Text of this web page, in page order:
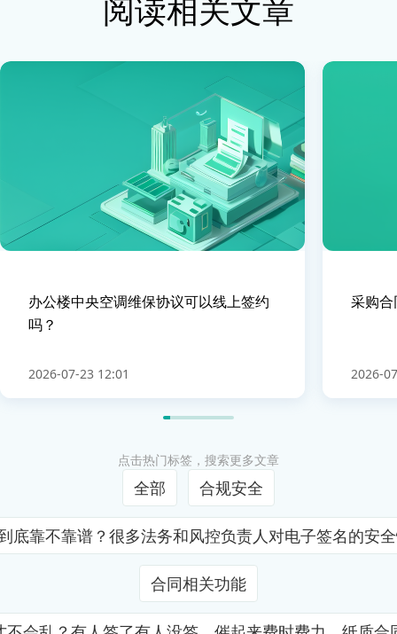
阅读相关文章
办公楼中央空调维保协议可以线上签约
吗？
2026-07-23 12:01
采购
2026-
点击热门标签，搜索更多文章
全部 合规安全
靠不靠谱？很多法务和风控负责人对电子签名的
合同相关功能